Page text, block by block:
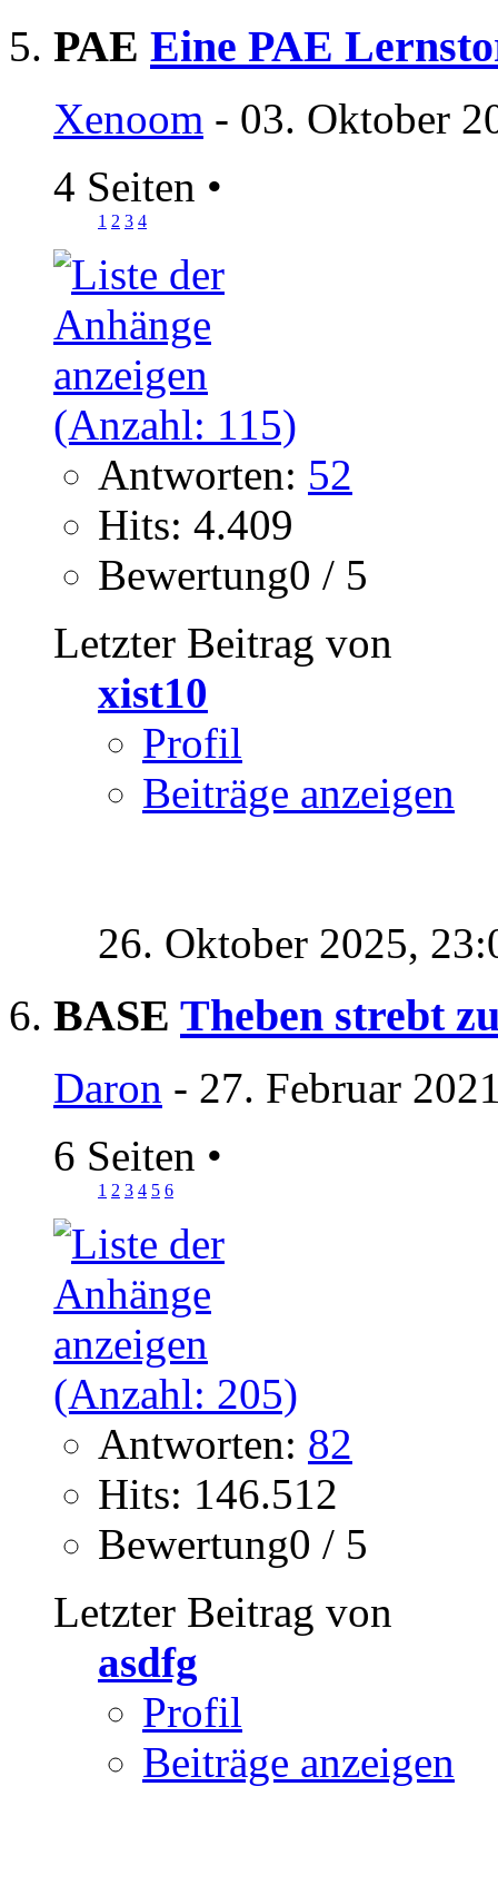
PAE Eine PAE
Xenoom - 03. Oktober
4 Seiten •
1 2 3 4
Antworten: 52
Hits: 4.409
Bewertung0 / 5
Letzter Beitrag von
xist10
Profil
Beiträge anzeigen
26. Oktober 2025,
BASE Theben strebt
Daron - 27. Februar
6 Seiten •
1 2 3 4 5 6
Antworten: 82
Hits: 146.512
Bewertung0 / 5
Letzter Beitrag von
asdfg
Profil
Beiträge anzeigen